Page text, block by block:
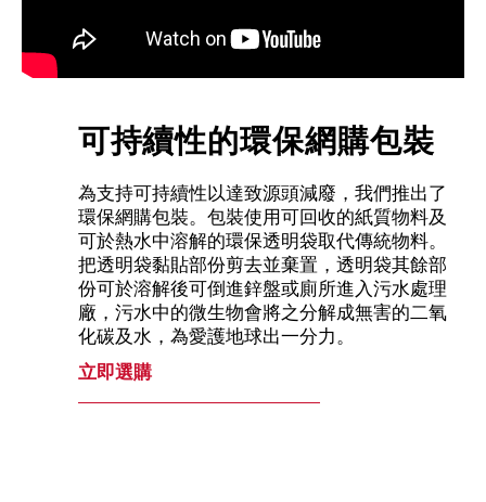
可持續性的環保網購包裝
為支持可持續性以達致源頭減廢，我們推出了
環保網購包裝。包裝使用可回收的紙質物料及
可於熱水中溶解的環保透明袋取代傳統物料。
把透明袋黏貼部份剪去並棄置，透明袋其餘部
份可於溶解後可倒進鋅盤或廁所進入污水處理
廠，污水中的微生物會將之分解成無害的二氧
化碳及水，為愛護地球出一分力。
立即選購